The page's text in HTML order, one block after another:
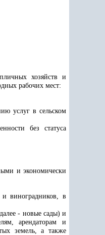
хозяйств и
рабочих мест:
услуг в сельском
без статуса
и экономически
виноградников, в
- новые сады) и
арендаторам и
земель, а также